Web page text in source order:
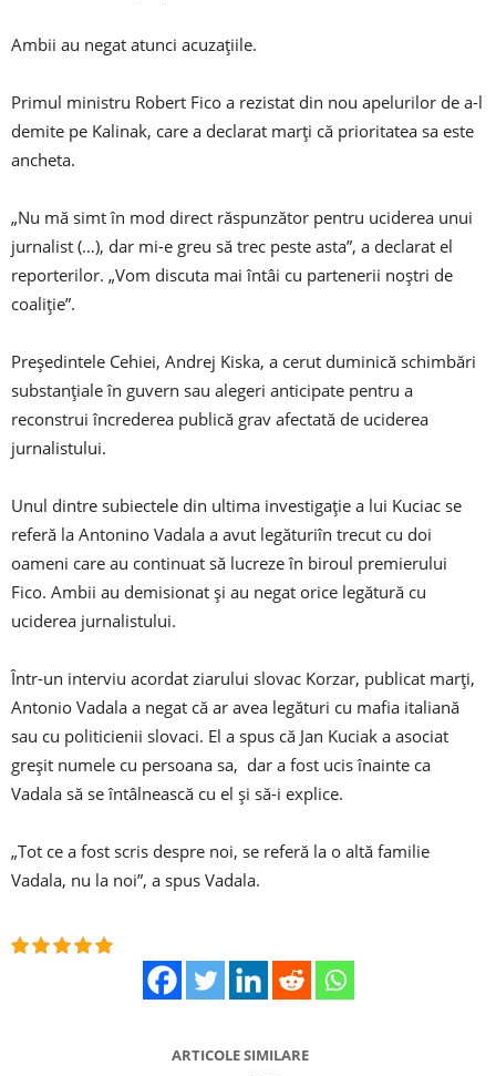
Ambii au negat atunci acuzațiile.
Primul ministru Robert Fico a rezistat din nou apelurilor de a-l
demite pe Kalinak, care a declarat marți că prioritatea sa este
ancheta.
„Nu mă simt în mod direct răspunzător pentru uciderea unui
jurnalist (…), dar mi-e greu să trec peste asta”, a declarat el
reporterilor. „Vom discuta mai întâi cu partenerii noștri de
coaliție”.
Președintele Cehiei, Andrej Kiska, a cerut duminică schimbări
substanțiale în guvern sau alegeri anticipate pentru a
reconstrui încrederea publică grav afectată de uciderea
jurnalistului.
Unul dintre subiectele din ultima investigație a lui Kuciac se
referă la Antonino Vadala a avut legăturiîn trecut cu doi
oameni care au continuat să lucreze în biroul premierului
Fico. Ambii au demisionat și au negat orice legătură cu
uciderea jurnalistului.
Într-un interviu acordat ziarului slovac Korzar, publicat marți,
Antonio Vadala a negat că ar avea legături cu mafia italiană
sau cu politicienii slovaci. El a spus că Jan Kuciak a asociat
greșit numele cu persoana sa, dar a fost ucis înainte ca
Vadala să se întâlnească cu el și să-i explice.
„Tot ce a fost scris despre noi, se referă la o altă familie
Vadala, nu la noi”, a spus Vadala.
ARTICOLE SIMILARE